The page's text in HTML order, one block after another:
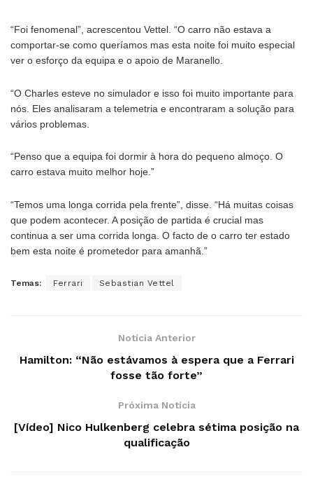
“Foi fenomenal”, acrescentou Vettel. “O carro não estava a
comportar-se como queríamos mas esta noite foi muito especial
ver o esforço da equipa e o apoio de Maranello.
“O Charles esteve no simulador e isso foi muito importante para
nós. Eles analisaram a telemetria e encontraram a solução para
vários problemas.
“Penso que a equipa foi dormir à hora do pequeno almoço. O
carro estava muito melhor hoje.”
“Temos uma longa corrida pela frente”, disse. “Há muitas coisas
que podem acontecer. A posição de partida é crucial mas
continua a ser uma corrida longa. O facto de o carro ter estado
bem esta noite é prometedor para amanhã.”
Temas: Ferrari Sebastian Vettel
Notícia Anterior
Hamilton: “Não estávamos à espera que a Ferrari
fosse tão forte”
Próxima Notícia
[Vídeo] Nico Hulkenberg celebra sétima posição na
qualificação